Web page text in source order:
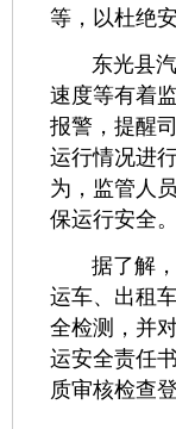
等，以杜绝
东光县汽
速度等有着
报警，提醒
运行情况进
为，监管人
保运行安全。
据了解，
运车、出租
全检测，并
运安全责任
质审核检查